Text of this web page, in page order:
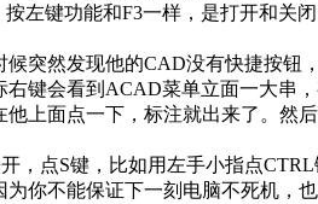
按左键功能和F3一样，是打开和关
候突然发现他的CAD没有快捷按钮
右键会看到ACAD菜单立面一大串
他上面点一下，标注就出来了。然
，点S键，比如用左手小指点
你不能保证下一刻电脑不死机，